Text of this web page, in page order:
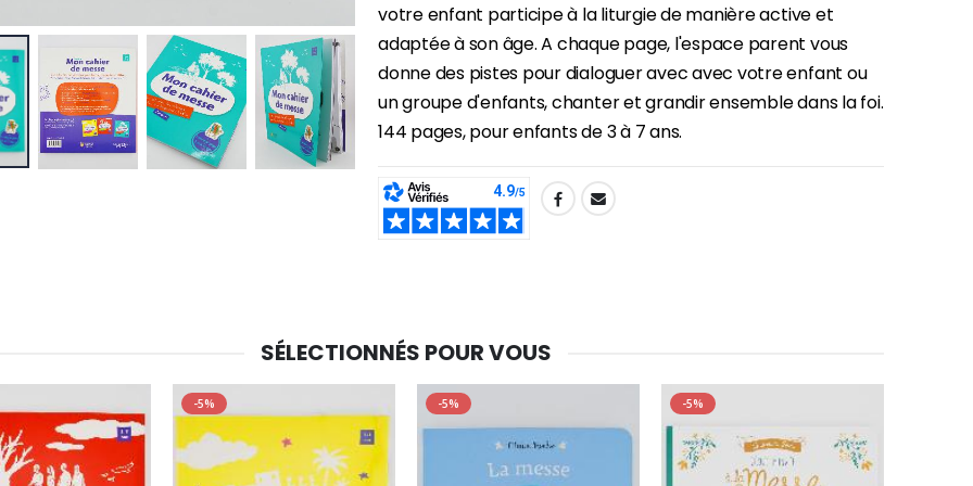
€10.00 €7.00
-20%
Eau de Lourdes 1 Litre
Bonbons Pastilles Menthe à l'Eau de Lourdes - 130g
€7.90
€6.00
-10%
€13.50
Encens d'Eglise Pontifical 250g
€12.90
Une bougie 150 gr et votre Prière déposées à Lourdes
€10.00 €7.00
-20%
€12.00
votre enfant participe à la liturgie de manière active et
adaptée à son âge. A chaque page, l'espace parent vous
donne des pistes pour dialoguer avec avec votre enfant ou
un groupe d'enfants, chanter et grandir ensemble dans la foi.
144 pages, pour enfants de 3 à 7 ans.
SHARE:
SÉLECTIONNÉS POUR VOUS
-5% -5% -5%